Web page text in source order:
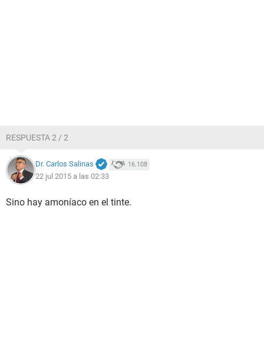
RESPUESTA 2 / 2
Dr. Carlos Salinas 16.108
22 jul 2015 a las 02:33
Sino hay amoníaco en el tinte.